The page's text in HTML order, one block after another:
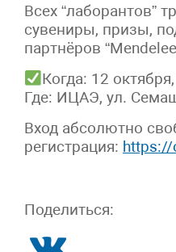
Всех “лаборантов”
сувениры, призы,
партнёров
Когда: 12
Где: ИЦАЭ, ул.
Вход абсолютно
регистрация: https://
Поделиться: